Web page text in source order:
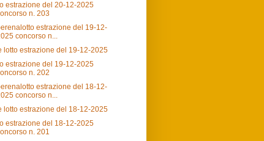
estrazione del 20-12-2025
n. 203
estrazione del 19-12-
concorso n...
lotto estrazione del 19-12-2025
estrazione del 19-12-2025
n. 202
estrazione del 18-12-
concorso n...
lotto estrazione del 18-12-2025
estrazione del 18-12-2025
n. 201